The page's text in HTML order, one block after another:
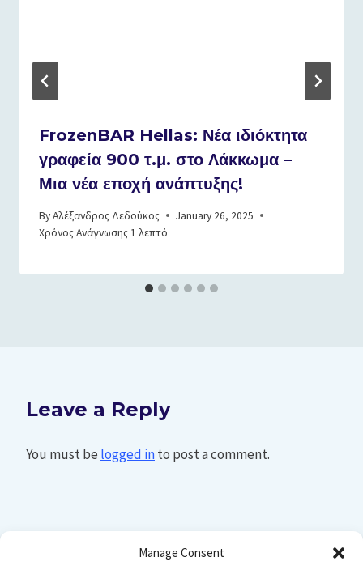
Manage Consent
FrozenBAR Hellas: Νέα ιδιόκτητα
γραφεία 900 τ.μ. στο Λάκκωμα –
Μια νέα εποχή ανάπτυξης!
ByΑλέξανδρος Δεδούκος
January 26, 2025
Χρόνος Ανάγνωσης 1 λεπτό
Leave a Reply
You must be logged into post a comment.